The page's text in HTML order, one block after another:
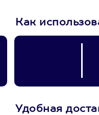
Как
Удобная